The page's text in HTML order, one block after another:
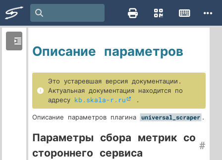
Описание параметров
Это устаревшая версия документации.
Актуальная документация находится по
адресу kb.skala-r.ru
.
Описание параметров плагина
universal_scraper .
Параметры сбора метрик со
стороннего сервиса
#